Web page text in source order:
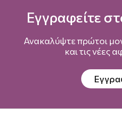
Εγγραφείτε
Ανακαλύψτε πρώτοι
και τις νέες